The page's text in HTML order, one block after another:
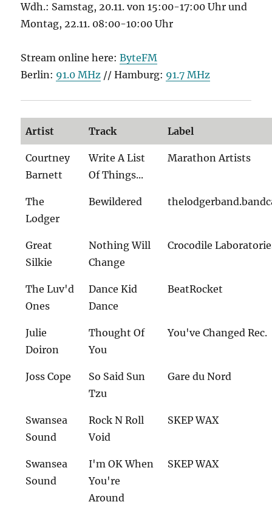
Wdh.: Samstag, 20.11. von 15:00-17:00 Uhr und
Montag, 22.11. 08:00-10:00 Uhr
Stream online here:ByteFM
Berlin: 91.0 MHz // Hamburg: 91.7 MHz
Artist Track Label
Courtney
Barnett
Write A List
Of Things...
Marathon Artists
The
Lodger
Bewildered
Great
Silkie
Nothing Will
Change
Crocodile
The Luv'd
Ones
Dance Kid
Dance
BeatRocket
Julie
Doiron
Thought Of
You
You've Changed Rec.
Joss Cope
So Said Sun
Tzu
Gare du Nord
Swansea
Sound
Rock N Roll
Void
SKEP WAX
Swansea
Sound
I'm OK When
You're
Around
SKEP WAX